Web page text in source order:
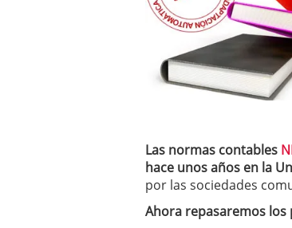
Las normas contables
hace unos años en la
por las sociedades
Ahora repasaremos los